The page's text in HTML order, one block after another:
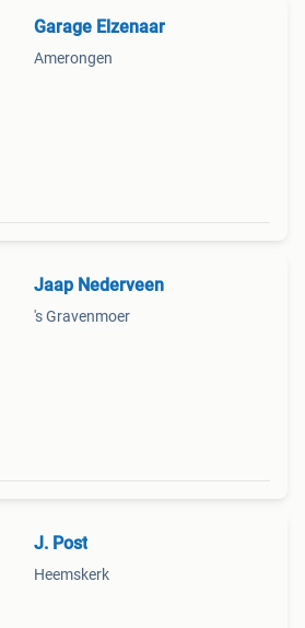
Garage Elzenaar
Amerongen
Jaap Nederveen
's Gravenmoer
J. Post
Heemskerk